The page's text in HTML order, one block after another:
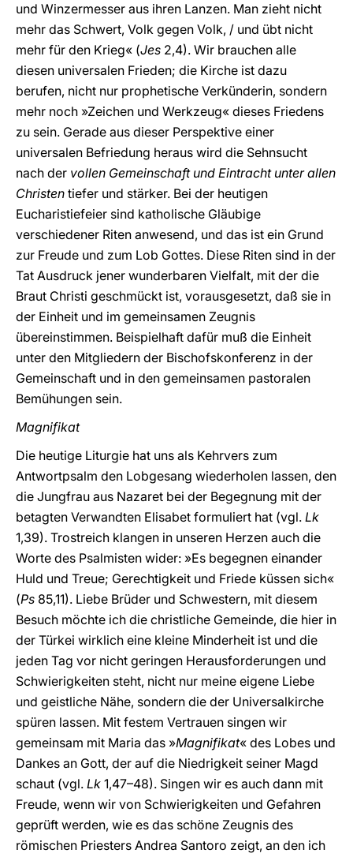
und Winzermesser aus ihren Lanzen. Man zieht nicht
mehr das Schwert, Volk gegen Volk, / und übt nicht
mehr für den Krieg« (Jes 2,4). Wir brauchen alle
diesen universalen Frieden; die Kirche ist dazu
berufen, nicht nur prophetische Verkünderin, sondern
mehr noch »Zeichen und Werkzeug« dieses Friedens
zu sein. Gerade aus dieser Perspektive einer
universalen Befriedung heraus wird die Sehnsucht
nach der vollen Gemeinschaft und Eintracht unter allen
Christen tiefer und stärker. Bei der heutigen
Eucharistiefeier sind katholische Gläubige
verschiedener Riten anwesend, und das ist ein Grund
zur Freude und zum Lob Gottes. Diese Riten sind in der
Tat Ausdruck jener wunderbaren Vielfalt, mit der die
Braut Christi geschmückt ist, vorausgesetzt, daß sie in
der Einheit und im gemeinsamen Zeugnis
übereinstimmen. Beispielhaft dafür muß die Einheit
unter den Mitgliedern der Bischofskonferenz in der
Gemeinschaft und in den gemeinsamen pastoralen
Bemühungen sein.
Magnifikat
Die heutige Liturgie hat uns als Kehrvers zum
Antwortpsalm den Lobgesang wiederholen lassen, den
die Jungfrau aus Nazaret bei der Begegnung mit der
betagten Verwandten Elisabet formuliert hat (vgl. Lk
1,39). Trostreich klangen in unseren Herzen auch die
Worte des Psalmisten wider: »Es begegnen einander
Huld und Treue; Gerechtigkeit und Friede küssen sich«
(Ps 85,11). Liebe Brüder und Schwestern, mit diesem
Besuch möchte ich die christliche Gemeinde, die hier in
der Türkei wirklich eine kleine Minderheit ist und die
jeden Tag vor nicht geringen Herausforderungen und
Schwierigkeiten steht, nicht nur meine eigene Liebe
und geistliche Nähe, sondern die der Universalkirche
spüren lassen. Mit festem Vertrauen singen wir
gemeinsam mit Maria das »Magnifikat« des Lobes und
Dankes an Gott, der auf die Niedrigkeit seiner Magd
schaut (vgl. Lk 1,47–48). Singen wir es auch dann mit
Freude, wenn wir von Schwierigkeiten und Gefahren
geprüft werden, wie es das schöne Zeugnis des
römischen Priesters Andrea Santoro zeigt, an den ich